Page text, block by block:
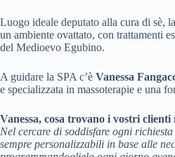
Luogo ideale deputato alla cura di sè, la
un ambiente ovattato, con trattamenti
del Medioevo Egubino.
A guidare la SPA c’è Vanessa
e specializzata in massoterapie e una
Vanessa, cosa trovano i vostri clienti
Nel cercare di soddisfare ogni
sempre personalizzabili in base alle